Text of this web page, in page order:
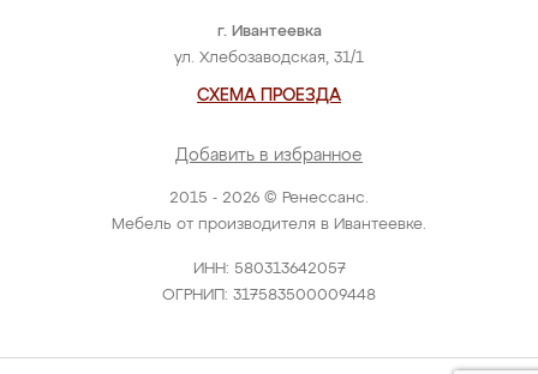
2015 - 2026 © Ренессанс.
Мебель от производителя в Ивантеевке.
ИНН: 580313642057
ОГРНИП: 317583500009448
г. Ивантеевка
ул. Хлебозаводская, 31/1
СХЕМА ПРОЕЗДА
Добавить в избранное